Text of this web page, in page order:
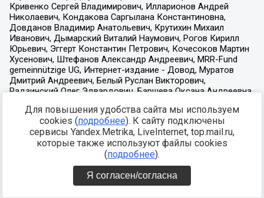
Для повышения удобства сайта мы используем
cookies (подробнее). К сайту подключены
сервисы Yandex.Metrika, LiveInternet, top.mail.ru,
которые также используют файлы cookies
(подробнее).
Я согласен/согласна